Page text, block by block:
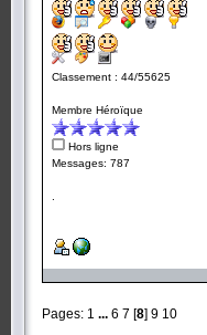
Classement : 44/55625
Membre Héroïque
Hors ligne
Messages: 787
Pages: 1 ... 6 7 [8] 9 10